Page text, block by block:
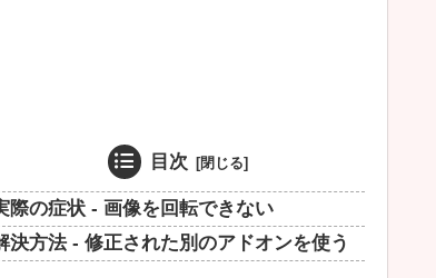
目次
際の症状 - 画像を回転できない
決方法 - 修正された別のアドオンを使う